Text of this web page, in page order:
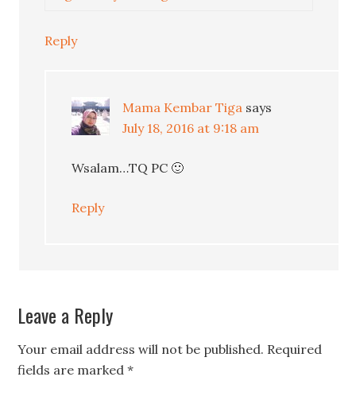
Reply
Mama Kembar Tiga says
July 18, 2016 at 9:18 am
Wsalam…TQ PC 🙂
Reply
Leave a Reply
Your email address will not be published. Required
fields are marked*